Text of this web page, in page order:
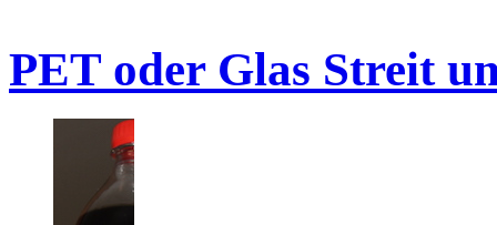
PET oder Glas Streit